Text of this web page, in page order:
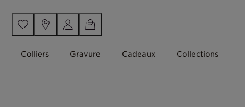
Colliers Gravure Cadeaux Collections